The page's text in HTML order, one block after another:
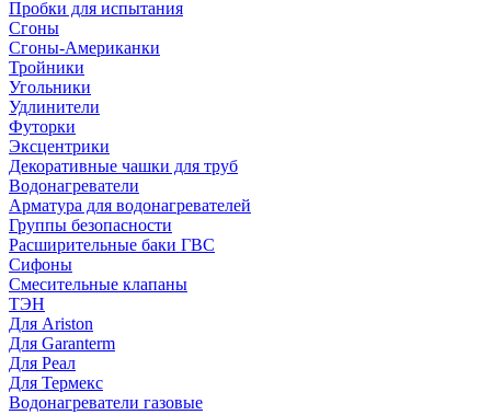
Пробки для испытания
Сгоны
Сгоны-Американки
Тройники
Угольники
Удлинители
Футорки
Эксцентрики
Декоративные чашки для труб
Водонагреватели
Арматура для водонагревателей
Группы безопасности
Расширительные баки ГВС
Сифоны
Смесительные клапаны
ТЭН
Для Ariston
Для Garanterm
Для Реал
Для Термекс
Водонагреватели газовые